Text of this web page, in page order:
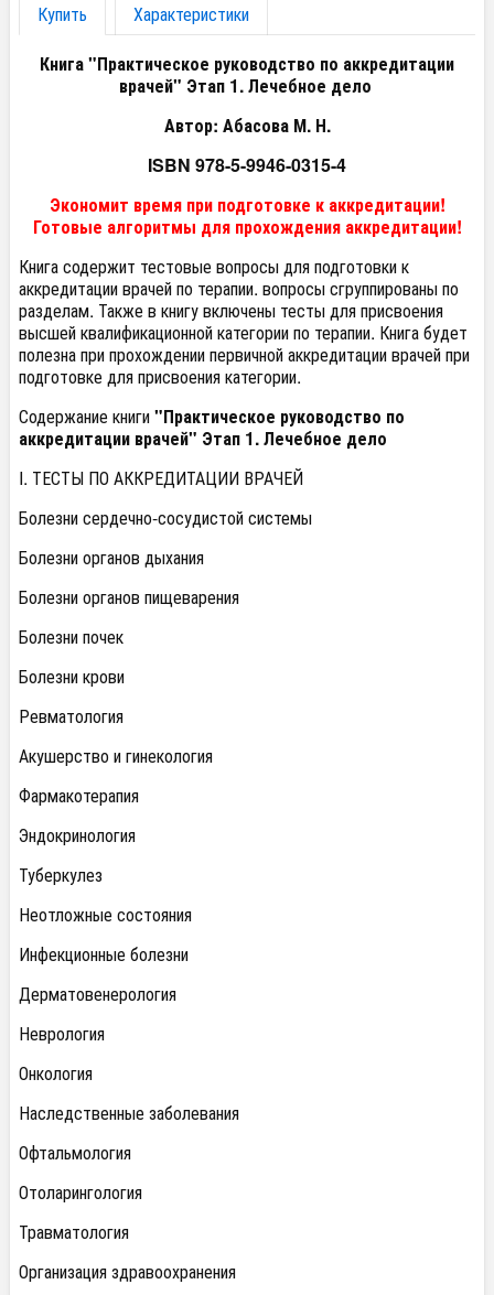
Купить
Характеристики
Книга "Практическое руководство по аккредитации
врачей" Этап 1. Лечебное дело
Автор: Абасова М. Н.
ISBN 978-5-9946-0315-4
Экономит время при подготовке к аккредитации!
Готовые алгоритмы для прохождения аккредитации!
Книга содержит тестовые вопросы для подготовки к
аккредитации врачей по терапии. вопросы сгруппированы по
разделам. Также в книгу включены тесты для присвоения
высшей квалификационной категории по терапии. Книга будет
полезна при прохождении первичной аккредитации врачей при
подготовке для присвоения категории.
Содержание книги"Практическое руководство по
аккредитации врачей" Этап 1. Лечебное дело
I. ТЕСТЫ ПО АККРЕДИТАЦИИ ВРАЧЕЙ
Болезни сердечно-сосудистой системы
Болезни органов дыхания
Болезни органов пищеварения
Болезни почек
Болезни крови
Ревматология
Акушерство и гинекология
Фармакотерапия
Эндокринология
Туберкулез
Неотложные состояния
Инфекционные болезни
Дерматовенерология
Неврология
Онкология
Наследственные заболевания
Офтальмология
Отоларингология
Травматология
Организация здравоохранения